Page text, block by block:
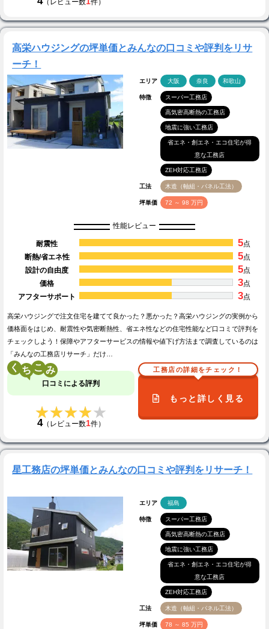
（レビュー数 件）
高栄ハウジングの坪単価とみんなの口コミや評判をリサ
ーチ！
エリア 大阪 奈良 和歌山
特徴 スーパー工務店
高気密高断熱の工務店
地震に強い工務店
省エネ・創エネ・エコ住宅が得
意な工務店
ZEH対応工務店
工法 木造（軸組・パネル工法）
坪単価 72 ～ 98 万円
性能レビュー
耐震性 5点
断熱/省エネ性
5点
設計の自由度
5点
価格
3点
アフターサポート
3点
高栄ハウジングで注文住宅を建てて良かった？悪かった？高栄ハウジングの実例から
価格面をはじめ、耐震性や気密断熱性、省エネ性などの住宅性能など口コミで評判を
チェックしよう！保障やアフターサービスの情報や値下げ方法まで調査しているのは
「みんなの工務店リサーチ」だけ…
く こ
口コミによる評判
★★★★★
★★★★★
4（レビュー数1件）
工務店の詳細をチェック！
もっと詳しく見る
星工務店の坪単価とみんなの口コミや評判をリサーチ！
エリア 福島
特徴 スーパー工務店
高気密高断熱の工務店
地震に強い工務店
省エネ・創エネ・エコ住宅が得
意な工務店
ZEH対応工務店
工法 木造（軸組・パネル工法）
坪単価 78 ～ 85 万円